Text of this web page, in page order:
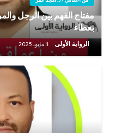
مفتاح الفهم بين الرجل
بعطاء
الرواية الأولى 1 مايو، 2025